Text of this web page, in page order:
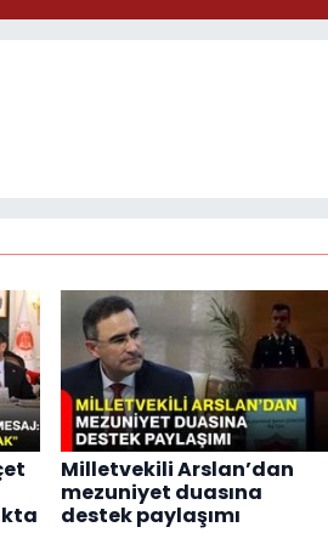
Milletvekili Arslan’dan
mezuniyet duasına
destek paylaşımı